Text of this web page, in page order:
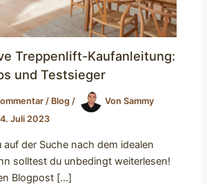
Treppenlift-Kaufanleitung:
und Testsieger
/ Blog / VonSammy
Juli 2023
auf der Suche nach dem idealen
solltest du unbedingt weiterlesen!
Blogpost […]